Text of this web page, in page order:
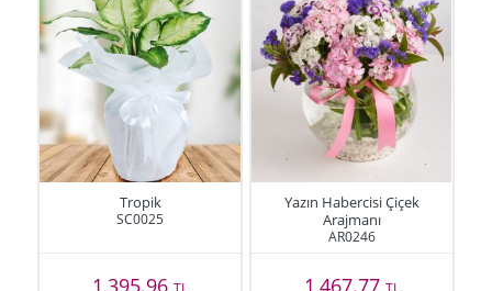
Tropik
SC0025
1,395.96TL
Yazın Habercisi Çiçek
Arajmanı
AR0246
1,467.77 TL